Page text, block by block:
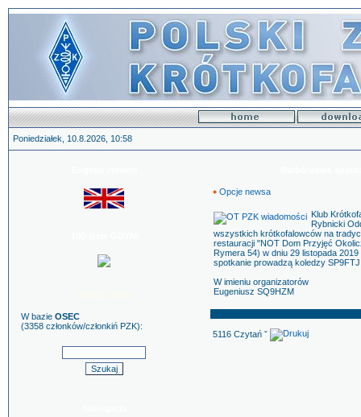
Poniedziałek, 10.8.2026, 10:58
W bazie OSEC
(3358 członków/członkiń PZK):
Opcje newsa
Klub
Rybnicki
wszystkich krótkofalowców na
restauracji "NOT Dom Przyjęć
Rymera 54) w dniu 29 listopada
spotkanie prowadzą koledzy
W imieniu organizatorów
Eugeniusz SQ9HZM
5116 Czytań ˇ